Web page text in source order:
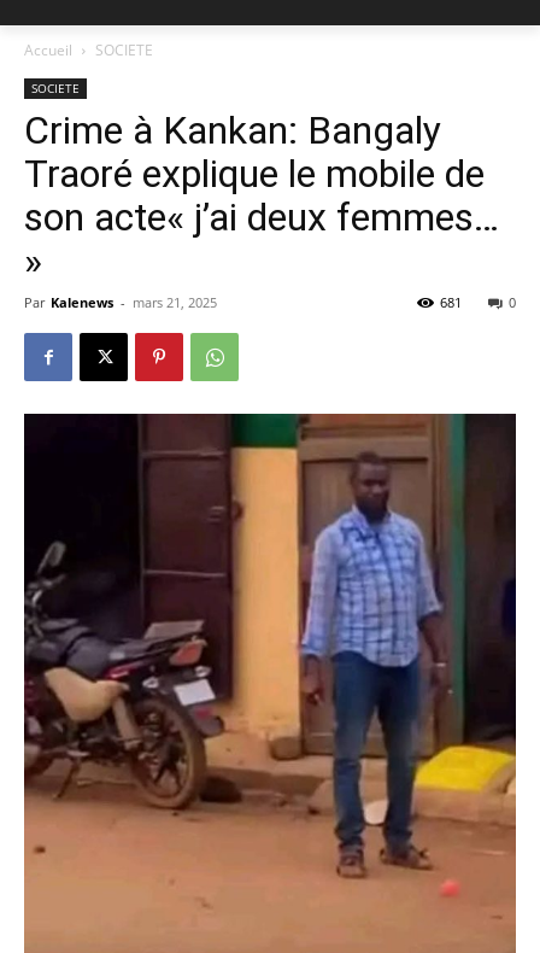
Accueil SOCIETE
SOCIETE
Crime à Kankan: Bangaly
Traoré explique le mobile de
son acte« j’ai deux femmes…
»
Par Kalenews - mars 21, 2025 0
681